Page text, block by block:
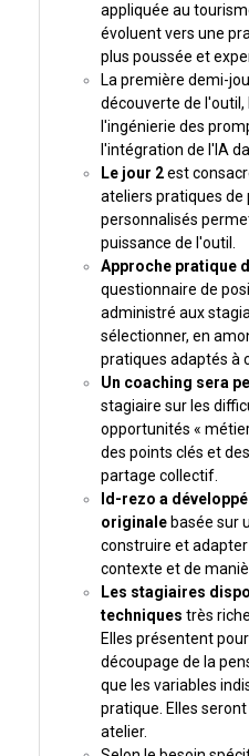
appliquée au
évoluent vers une
plus poussée et
La première demi-
découverte de
l'ingénierie des
l'intégration de l'IA
Le jour 2est
ateliers pratiques de
personnalisés
puissance de l'outil.
Approche pratique
questionnaire de
administré aux
sélectionner, en
pratiques adaptés à
Un coaching sera
stagiaire sur les
opportunités «
des points clés et
partage collectif.
Id-rezo a
originale basée sur
construire et
contexte et de
Les stagiaires
techniques très
Elles présentent
découpage de la
que les variables
pratique. Elles
atelier.